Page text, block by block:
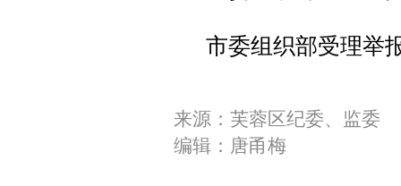
市委组织部受理举
来源：芙蓉区纪委、监委
编辑：唐甬梅